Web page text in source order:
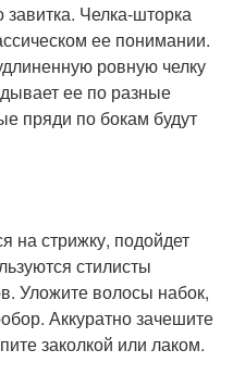
Челка-шторка
ее понимании.
ровную челку
ее по разные
пряди по бокам будут
на стрижку, подойдет
стилисты
Уложите волосы набок,
Аккуратно зачешите
заколкой или лаком.